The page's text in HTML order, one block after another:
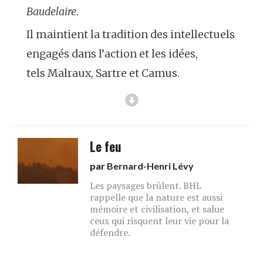
Baudelaire.
Il maintient la tradition des intellectuels
engagés dans l’action et les idées,
tels Malraux, Sartre et Camus.
Le feu
par Bernard-Henri Lévy
Les paysages brûlent. BHL
rappelle que la nature est aussi
mémoire et civilisation, et salue
ceux qui risquent leur vie pour la
défendre.